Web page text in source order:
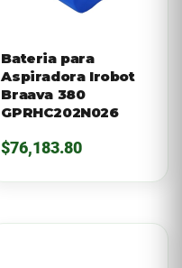
Bateria para
Aspiradora Irobot
Braava 380
GPRHC202N026
$76,183.80